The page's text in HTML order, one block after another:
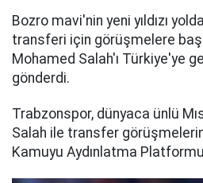
Bozro mavi'nin yeni yıldızı
transferi için görüşmelere
Mohamed Salah'ı Türkiye'ye
gönderdi.
Trabzonspor, dünyaca ünlü
Salah ile transfer
Kamuyu Aydınlatma